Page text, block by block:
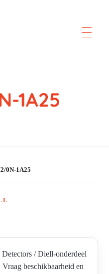
1A25
0N-1A25
/ Diell-onderdeel
beschikbaarheid en